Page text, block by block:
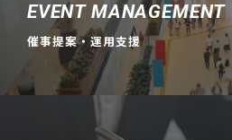
EVENT MANAGEMENT
催事提案・運用支援